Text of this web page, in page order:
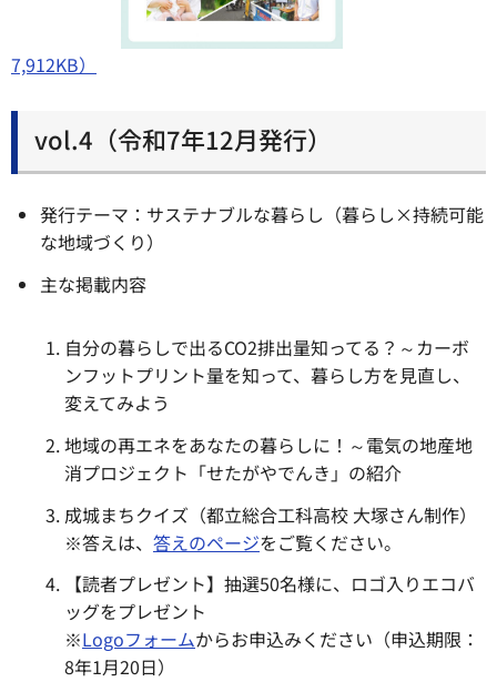
7,912KB）
vol.4（令和7年12月発行）
発行テーマ：サステナブルな暮らし（暮らし×持続可能
な地域づくり）
主な掲載内容
自分の暮らしで出るCO2排出量知ってる？～カーボ
ンフットプリント量を知って、暮らし方を見直し、
変えてみよう
地域の再エネをあなたの暮らしに！～電気の地産地
消プロジェクト「せたがやでんき」の紹介
成城まちクイズ（都立総合工科高校 大塚さん制作）
※答えは、 答えのページをご覧ください。
【読者プレゼント】抽選50名様に、ロゴ入りエコバ
ッグをプレゼント
※Logoフォームからお申込みください（申込期限：
8年1月20日）